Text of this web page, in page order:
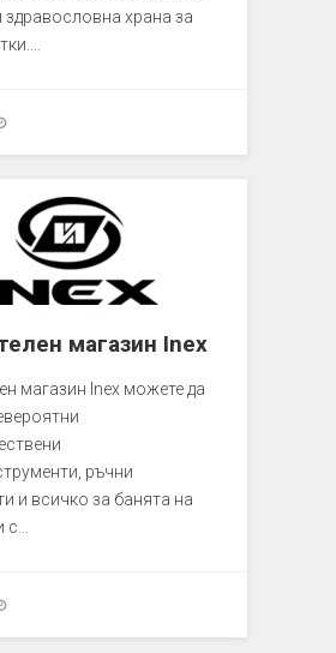
здравословна храна за
магазин Inex
магазин Inex можете да
ръчни
и всичко за банята на